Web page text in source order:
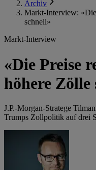
Archiv
Markt-Interview:
schnell»
Markt-Interview
«Die Preise
höhere Zölle
J.P.-Morgan-Stratege
Trumps Zollpolitik auf drei